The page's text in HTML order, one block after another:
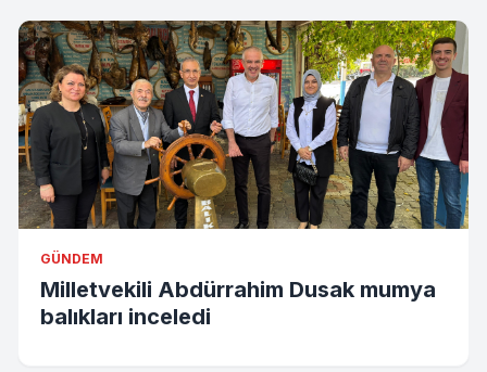
GÜNDEM
Milletvekili Abdürrahim Dusak mumya
balıkları inceledi